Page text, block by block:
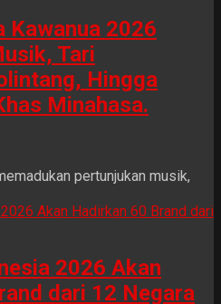
Kawanua 2026
Tari
Hingga
Minahasa.
pertunjukan musik,
2026 Akan
dari 12 Negara